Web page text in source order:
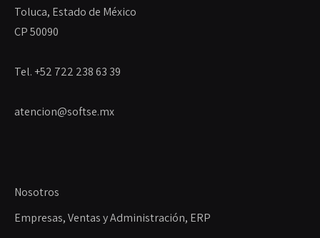
Toluca, Estado de México
CP 50090
Tel. +52 722 238 63 39
atencion@softse.mx
Nosotros
Empresas, Ventas y Administración, ERP